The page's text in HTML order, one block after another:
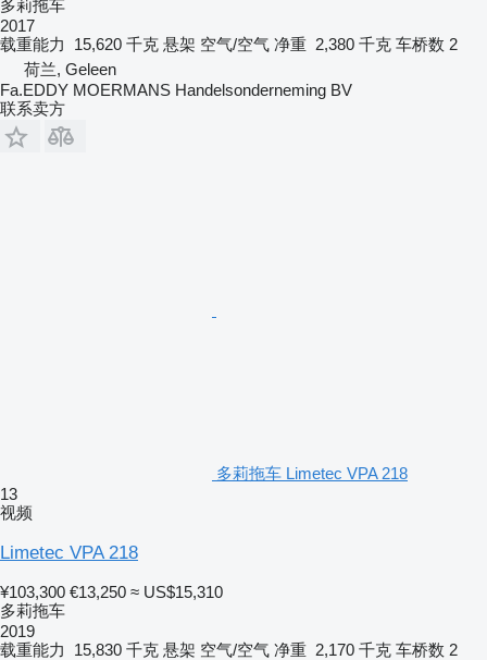
多莉拖车
2017
载重能力
15,620 千克 悬架 空气/空气 净重 2,380 千克 车桥数 2
荷兰, Geleen
Fa.EDDY MOERMANS Handelsonderneming BV
联系卖方
多莉拖车 Limetec VPA 218
13
视频
Limetec VPA 218
¥103,300 €13,250 ≈ US$15,310
多莉拖车
2019
载重能力
15,830 千克 悬架 空气/空气 净重 2,170 千克 车桥数 2